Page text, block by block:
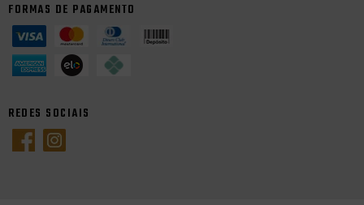
FORMAS DE PAGAMENTO
REDES SOCIAIS